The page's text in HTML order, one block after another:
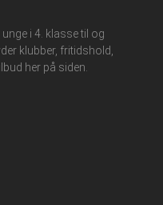
i 4. klasse til og
klubber, fritidshold,
her på siden.